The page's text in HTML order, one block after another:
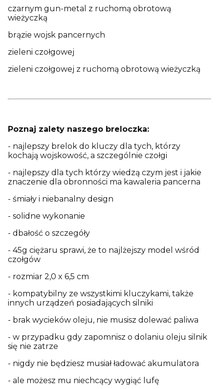
czarnym gun-metal z ruchomą obrotową
wieżyczką
brązie wojsk pancernych
zieleni czołgowej
zieleni czołgowej z ruchomą obrotową wieżyczką
Poznaj zalety naszego breloczka:
- najlepszy brelok do kluczy dla tych, którzy
kochają wojskowość, a szczególnie czołgi
- najlepszy dla tych którzy wiedzą czym jest i jakie
znaczenie dla obronności ma kawaleria pancerna
- śmiały i niebanalny design
- solidne wykonanie
- dbałość o szczegóły
- 45g ciężaru sprawi, że to najlżejszy model wśród
czołgów
- rozmiar 2,0 x 6,5 cm
- kompatybilny ze wszystkimi kluczykami, także
innych urządzeń posiadających silniki
- brak wycieków oleju, nie musisz dolewać paliwa
- w przypadku gdy zapomnisz o dolaniu oleju silnik
się nie zatrze
- nigdy nie będziesz musiał ładować akumulatora
- ale możesz mu niechcący wygiąć lufę